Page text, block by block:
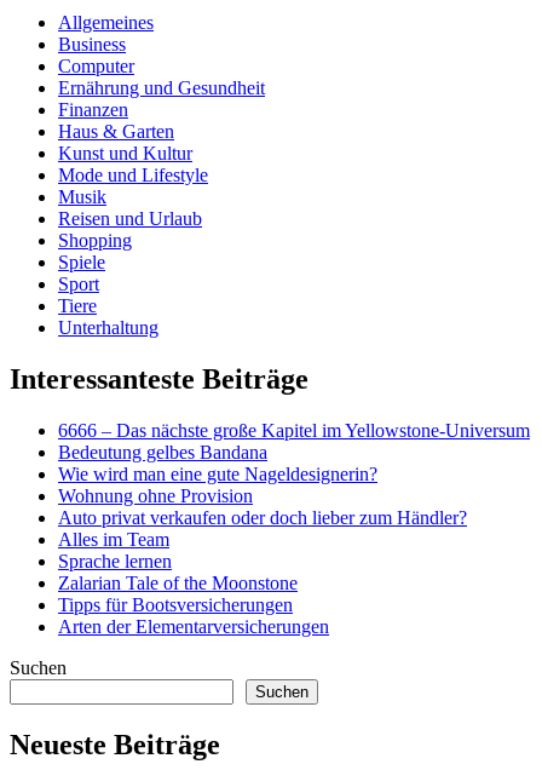
Allgemeines
Business
Computer
Ernährung und Gesundheit
Finanzen
Haus & Garten
Kunst und Kultur
Mode und Lifestyle
Musik
Reisen und Urlaub
Shopping
Spiele
Sport
Tiere
Unterhaltung
Interessanteste Beiträge
6666 – Das nächste große Kapitel im Yellowstone-Universum
Bedeutung gelbes Bandana
Wie wird man eine gute Nageldesignerin?
Wohnung ohne Provision
Auto privat verkaufen oder doch lieber zum Händler?
Alles im Team
Sprache lernen
Zalarian Tale of the Moonstone
Tipps für Bootsversicherungen
Arten der Elementarversicherungen
Suchen
Suchen
Neueste Beiträge